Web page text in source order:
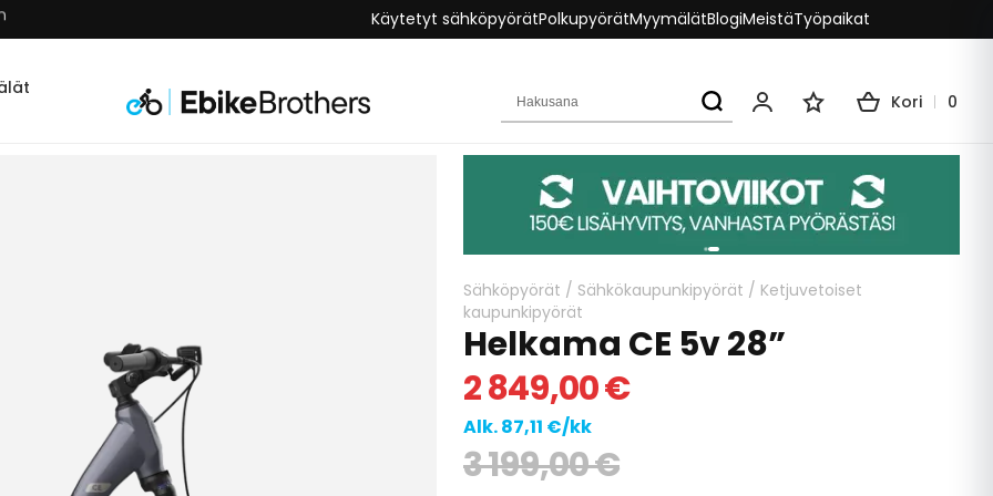
Käytetyt sähköpyörätPolkupyörätMyymälätBlogiMeistäTyöpaikat
Hakusana
Oma tiliToivelistaKori 0
Sähköpyörät / Sähkökaupunkipyörät / Ketjuvetoiset
kaupunkipyörät
Helkama CE 5v 28”
2 849,00 €
Alk. 87,11 €/kk
3 199,00 €